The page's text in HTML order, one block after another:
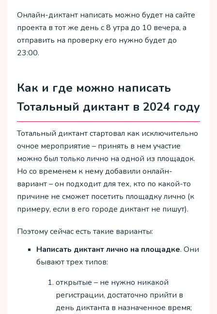
Онлайн-диктант написать можно будет на сайте
проекта в тот же день с 8 утра до 10 вечера, а
отправить на проверку его нужно будет до
23:00.
Как и где можно написать
Тотальный диктант в 2024 году
Тотальный диктант стартовал как исключительно
очное мероприятие – принять в нем участие
можно был только лично на одной из площадок.
Но со временем к нему добавили онлайн-
вариант – он подходит для тех, кто по какой-то
причине не сможет посетить площадку лично (к
примеру, если в его городе диктант не пишут).
Поэтому сейчас есть такие варианты:
Написать диктант лично на площадке. Они
бывают трех типов:
открытые – не нужно никакой
регистрации, достаточно прийти в
день диктанта в назначенное время;